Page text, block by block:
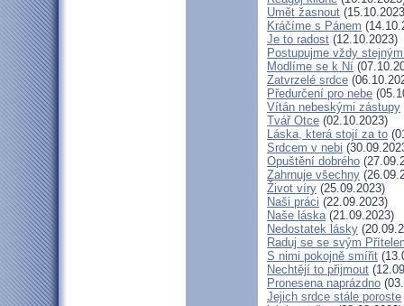
Umět žasnout
Kráčíme s Pánem
Je to radost (12.10.2023)
Postupujme vždy
Modlíme se k Ní
Zatvrzelé srdce
Předurčení pro nebe
Vítán nebeskými zástupy
Tvář Otce (02.10.2023)
Láska, která stojí za to
Srdcem v nebi
Opuštění dobrého
Zahrnuje všechny
Život víry (25.09.2023)
Naši práci (22.09.2023)
Naše láska(21.09.2023)
Nedostatek lásky
Raduj se se svým
S nimi pokojně smířit
Nechtějí to přijmout
Pronesena naprázdno
Jejich srdce stále poroste